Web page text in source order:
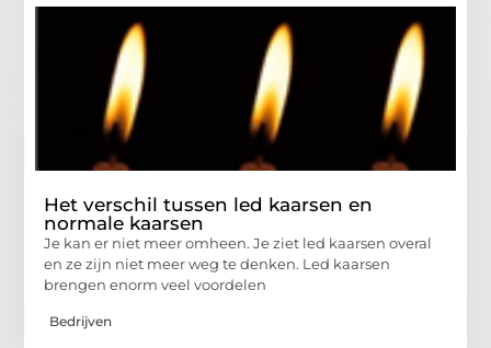
Het verschil tussen led kaarsen en
normale kaarsen
Je kan er niet meer omheen. Je ziet led kaarsen overal
en ze zijn niet meer weg te denken. Led kaarsen
brengen enorm veel voordelen
Bedrijven